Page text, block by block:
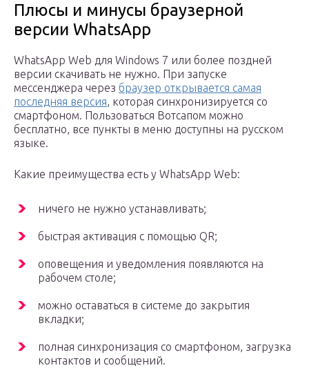
Плюсы и минусы браузерной
версии WhatsApp
WhatsApp Web для Windows 7 или более поздней
версии скачивать не нужно. При запуске
мессенджера через браузер открывается самая
последняя версия, которая синхронизируется со
смартфоном. Пользоваться Вотсапом можно
бесплатно, все пункты в меню доступны на русском
языке.
Какие преимущества есть у WhatsApp Web:
ничего не нужно устанавливать;
быстрая активация с помощью QR;
оповещения и уведомления появляются на
рабочем столе;
можно оставаться в системе до закрытия
вкладки;
полная синхронизация со смартфоном, загрузка
контактов и сообщений.